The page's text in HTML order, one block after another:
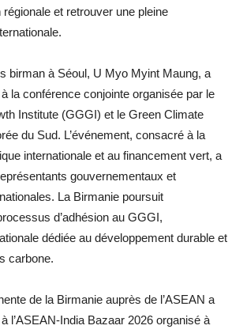
régionale et retrouver une pleine
birman à Séoul, U Myo Myint Maung, a
la conférence conjointe organisée par le
Institute (GGGI) et le Green Climate
du Sud. L’événement, consacré à la
internationale et au financement vert, a
gouvernementaux et
La Birmanie poursuit
d’adhésion au GGGI,
dédiée au développement durable et
carbone.
de la Birmanie auprès de l’ASEAN a
l’ASEAN-India Bazaar 2026 organisé à